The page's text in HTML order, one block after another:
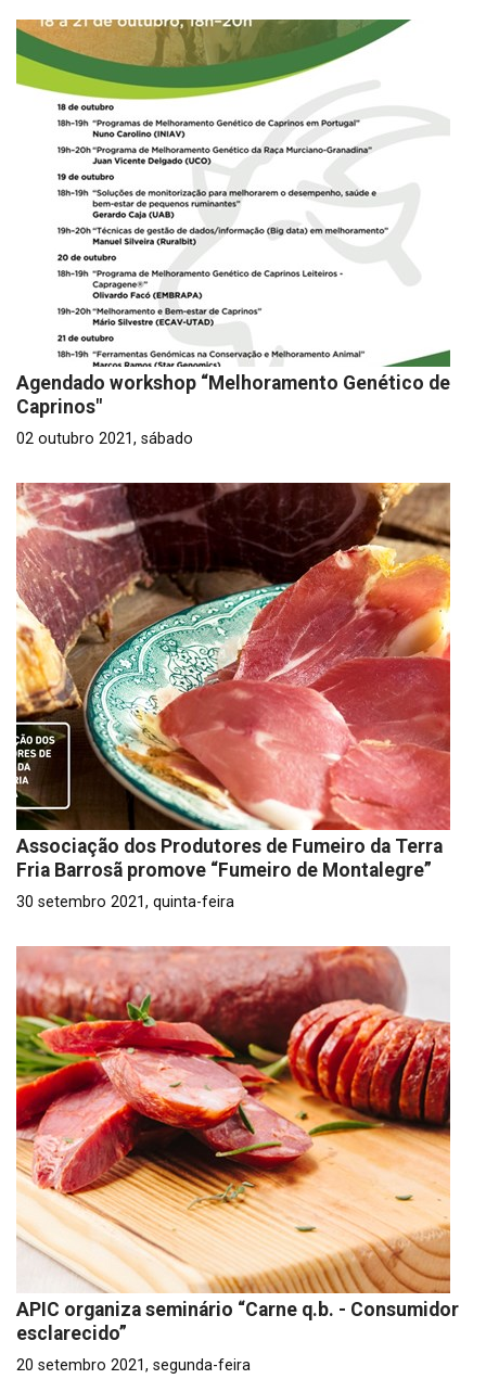
Agendado workshop “Melhoramento Genético de
Caprinos"
02 outubro 2021, sábado
Associação dos Produtores de Fumeiro da Terra
Fria Barrosã promove “Fumeiro de Montalegre”
30 setembro 2021, quinta-feira
APIC organiza seminário “Carne q.b. - Consumidor
esclarecido”
20 setembro 2021, segunda-feira